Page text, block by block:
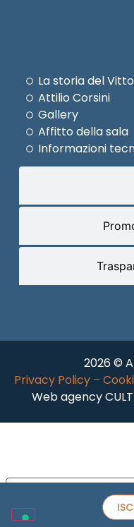
La storia del
Attilio Corsini
Gallery
Affitto della sala
Informazioni
2026 ©
Privacy Policy –
Web agency
Informativa sulla